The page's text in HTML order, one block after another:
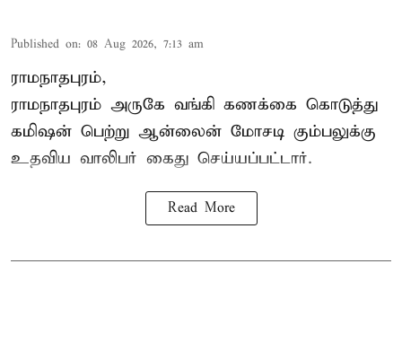
Published on: 08 Aug 2026, 7:13 am
ராமநாதபுரம்,
ராமநாதபுரம் அருகே வங்கி கணக்கை கொடுத்து
கமிஷன் பெற்று ஆன்லைன் மோசடி கும்பலுக்கு
உதவிய வாலிபர் கைது செய்யப்பட்டார்.
Read More